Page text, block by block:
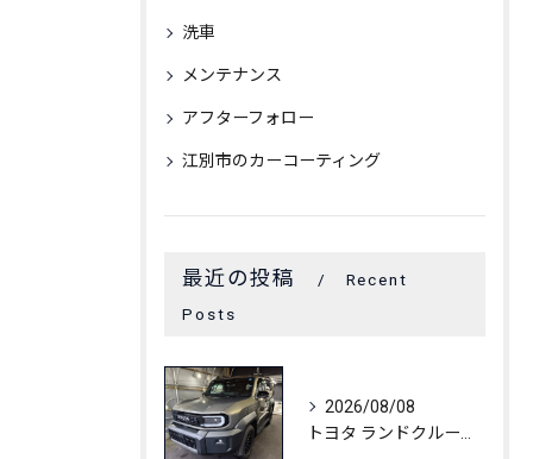
洗車
メンテナンス
アフターフォロー
江別市のカーコーティング
最近の投稿
Recent
Posts
2026/08/08